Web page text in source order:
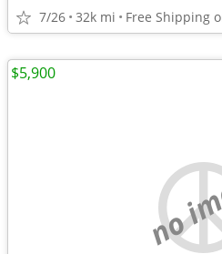
7/26 32k mi Free Shipping
no
$5,900